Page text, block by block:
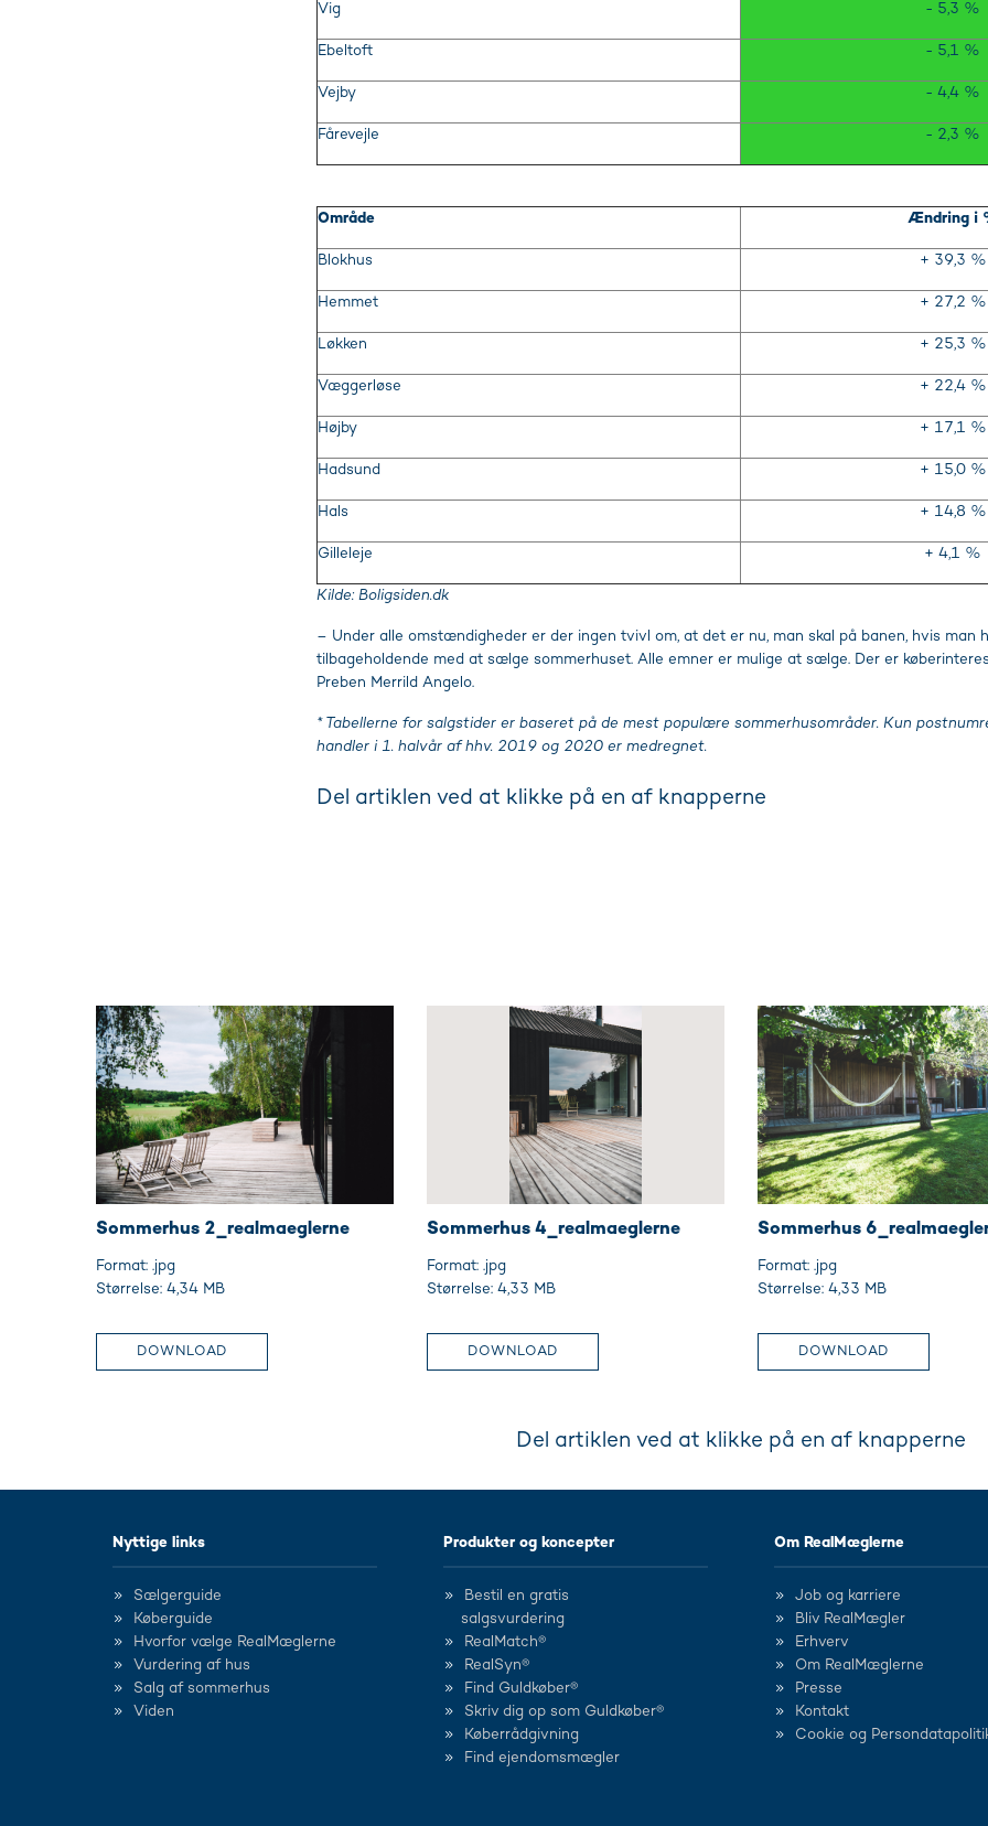
Vig - 5,3 %
Ebeltoft - 5,1 %
Vejby - 4,4 %
Fårevejle - 2,3 %
Område Ændring i
Blokhus + 39,3 %
Hemmet + 27,2 %
Løkken + 25,3 %
Væggerløse + 22,4 %
Højby + 17,1 %
Hadsund + 15,0 %
Hals + 14,8 %
Gilleleje + 4,1 %
Kilde: Boligsiden.dk
– Under alle omstændigheder er der ingen tvivl om, at det er nu, man skal på banen, hvis
tilbageholdende med at sælge sommerhuset. Alle emner er mulige at sælge. Der er
Preben Merrild Angelo.
* Tabellerne for salgstider er baseret på de mest populære sommerhusområder. Kun
handler i 1. halvår af hhv. 2019 og 2020 er medregnet.
Del artiklen ved at klikke på en af knapperne
Sommerhus 2_realmaeglerne
Format: .jpg
Størrelse: 4,34 MB
DOWNLOAD
Sommerhus 4_realmaeglerne
Format: .jpg
Størrelse: 4,33 MB
DOWNLOAD
Sommerhus
Format: .jpg
Størrelse: 4,33 MB
DOWNLOAD
Del artiklen ved at klikke på en af knapperne
Nyttige links
Sælgerguide
Køberguide
Hvorfor vælge RealMæglerne
Vurdering af hus
Salg af sommerhus
Viden
Produkter og koncepter
Bestil en gratis
salgsvurdering
RealMatch®
RealSyn®
Find Guldkøber®
Skriv dig op som Guldkøber®
Køberrådgivning
Find ejendomsmægler
Om RealMæglerne
Job og karriere
Bliv RealMægler
Erhverv
Om RealMæglerne
Presse
Kontakt
Cookie og